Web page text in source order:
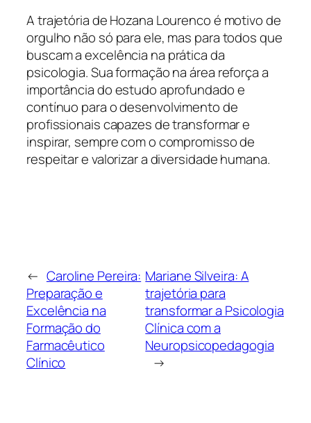
A trajetória de Hozana Lourenco é motivo de
orgulho não só para ele, mas para todos que
buscam a excelência na prática da
psicologia. Sua formação na área reforça a
importância do estudo aprofundado e
contínuo para o desenvolvimento de
profissionais capazes de transformar e
inspirar, sempre com o compromisso de
respeitar e valorizar a diversidade humana.
← Caroline Pereira:
Preparação e
Excelência na
Formação do
Farmacêutico
Clínico
Mariane Silveira: A
trajetória para
transformar a Psicologia
Clínica com a
Neuropsicopedagogia
→